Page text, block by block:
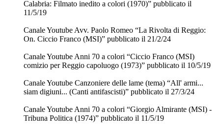
Calabria: Filmato inedito a colori (1970)” pubblicato il
11/5/19
Canale Youtube Avv. Paolo Romeo “La Rivolta di Reggio:
On. Ciccio Franco (MSI)” pubblicato il 21/2/24
Canale Youtube Anni 70 a colori “Ciccio Franco (MSI)
comizio per Reggio capoluogo (1973)” pubblicato il 10/5/19
Canale Youtube Canzoniere delle lame (tema) “All' armi...
siam digiuni... (Canti antifascisti)” pubblicato il 27/3/24
Canale Youtube Anni 70 a colori “Giorgio Almirante (MSI) -
Tribuna Politica (1974)” pubblicato il 11/5/19